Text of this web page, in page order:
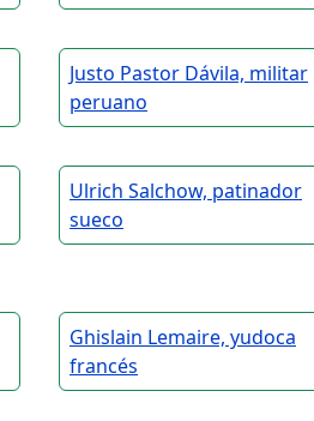
Justo Pastor Dávila, militar
peruano
Ulrich Salchow, patinador
sueco
Ghislain Lemaire, yudoca
francés